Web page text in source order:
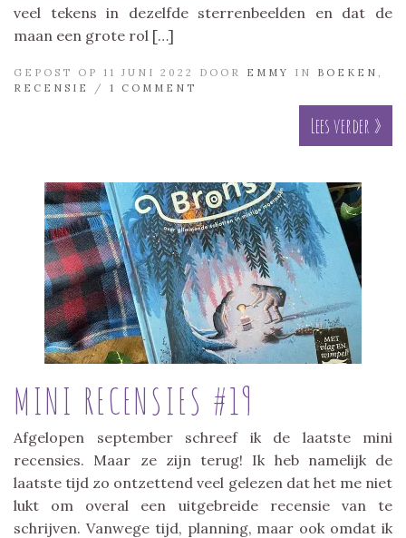
veel tekens in dezelfde sterrenbeelden en dat de
maan een grote rol […]
GEPOST OP 11 JUNI 2022 DOOR EMMY IN BOEKEN
RECENSIE
/ 1 COMMENT
Lees verder »
MINI RECENSIES #19
Afgelopen september schreef ik de laatste mini
recensies. Maar ze zijn terug! Ik heb namelijk de
laatste tijd zo ontzettend veel gelezen dat het me niet
lukt om overal een uitgebreide recensie van te
schrijven. Vanwege tijd, planning, maar ook omdat ik